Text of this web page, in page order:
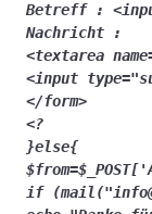
Betreff :
Nachricht :
<textarea
<input
</form>
<?
}else{
if